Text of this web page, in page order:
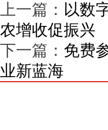
上一篇： 以数
农增收促振兴
下一篇： 免费
业新蓝海